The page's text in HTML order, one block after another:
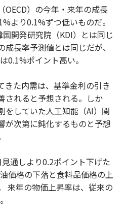
OECD）の今年・来年の成長
より0.1%ずつ低いものだ。
開発研究院（KDI）とは同じ
長率予測値とは同じだが、
0.1%ポイント高い。
きた内需は、基準金利の引き
されると予想される。しか
をしていた人工知能（AI）関
が次第に鈍化するものと予想
通しより0.2ポイント下げた
価格の下落と食料品価格の上
来年の物価上昇率は、従来の